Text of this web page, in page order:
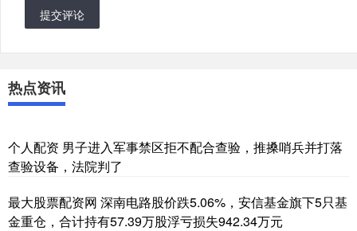
提交评论
热点资讯
个人配资 男子进入军事禁区拒不配合查验，推搡哨兵并打落
查验设备，法院判了
最大股票配资网 深南电路股价跌5.06%，安信基金旗下5只基
金重仓，合计持有57.39万股浮亏损失942.34万元